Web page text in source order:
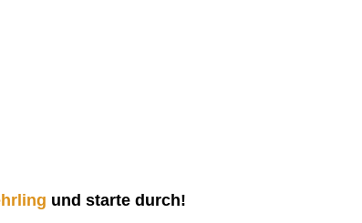
und starte durch!